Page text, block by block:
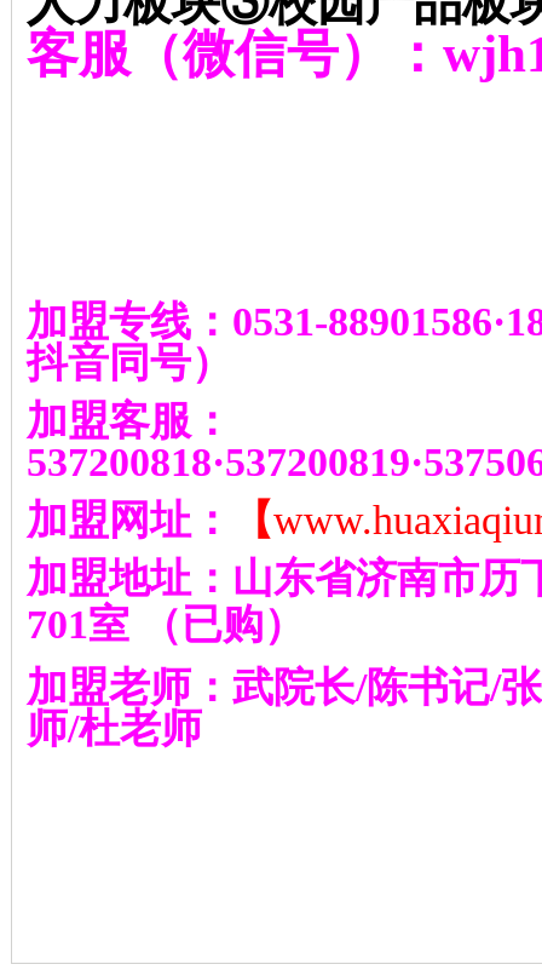
客服（微信号）：
加盟专线： 0531-88901586·
抖音同号）
加盟客服：
537200818·537200819·
加盟网址：
【
加盟地址：山东省济南市历
701室
（已购）
加盟老师：武院长/陈书记/
师/杜老师